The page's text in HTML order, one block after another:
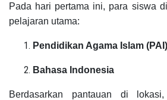
Pada hari pertama ini, para siswa
pelajaran utama:
Pendidikan Agama Islam (PAI)
Bahasa Indonesia
Berdasarkan pantauan di